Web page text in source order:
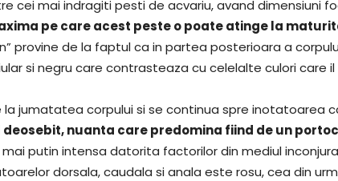
cei mai indragiti pesti de acvariu, avand dimensiuni
pe care acest peste o poate atinge la
provine de la faptul ca in partea posterioara a
si negru care contrasteaza cu celelalte culori care
jumatatea corpului si se continua spre inotatoarea
nuanta care predomina fiind de un
putin intensa datorita factorilor din mediul
dorsala, caudala si anala este rosu, cea din